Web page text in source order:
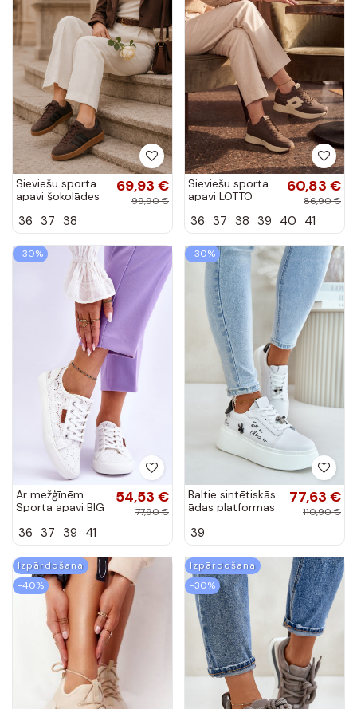
Sieviešu sporta
apavi šokolādes
mākslīgās zamšā
69,93 €
99,90 €
36 37 38
Sieviešu sporta
apavi LOTTO
CALENTO
60,83 €
86,90 €
36 37 38 39 40 41
-30%
Ar mežģīnēm
Sporta apavi BIG
baltas krāsas
54,53 €
77,90 €
36 37 39 41
-30%
Baltie sintētiskās
ādas platformas
noņemamiem
89102
77,63 €
110,90 €
39
Izpārdošana
-40%
Izpārdošana
-30%